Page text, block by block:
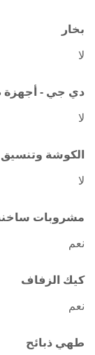
بخار
لا
دي جي - أجهزة
لا
الكوشة وتنسيق
لا
مشروبات
نعم
كيك الزفاف
نعم
طهي ذبائح